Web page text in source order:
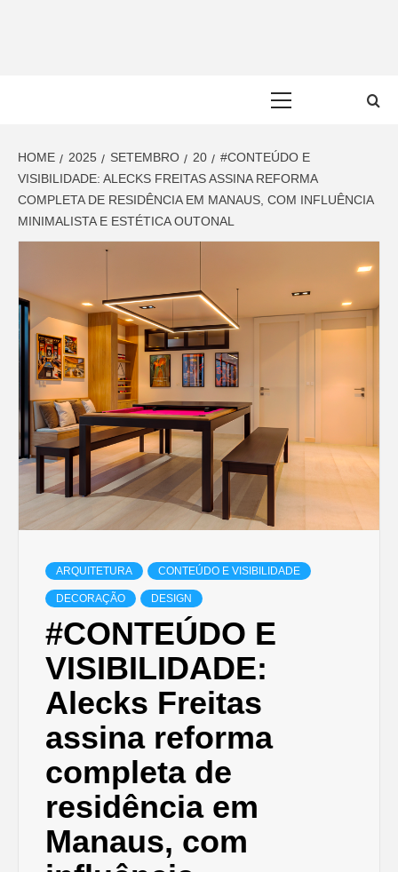
HOME 2025 SETEMBRO 20
#CONTEÚDO E
VISIBILIDADE: ALECKS FREITAS ASSINA REFORMA
COMPLETA DE RESIDÊNCIA EM MANAUS, COM INFLUÊNCIA
MINIMALISTA E ESTÉTICA OUTONAL
ARQUITETURA CONTEÚDO E VISIBILIDADE
DECORAÇÃO DESIGN
#CONTEÚDO E
VISIBILIDADE:
Alecks Freitas
assina reforma
completa de
residência em
Manaus, com